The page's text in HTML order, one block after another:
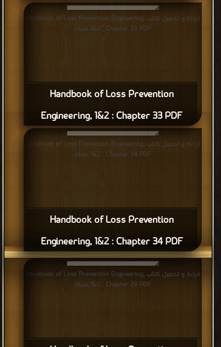
Handbook of Loss Prevention
Engineering, 1&2 : Chapter 33 PDF
قراءة و تحميل كتاب Handbook of Loss Prevention Engineering,
1&2 : Chapter 33 PDF مجانا
Handbook of Loss Prevention
Engineering, 1&2 : Chapter 34 PDF
قراءة و تحميل كتاب Handbook of Loss Prevention Engineering,
1&2 : Chapter 34 PDF مجانا
قراءة و تحميل كتاب Handbook of Loss Prevention Engineering,
1&2 : Chapter 29 PDF مجانا